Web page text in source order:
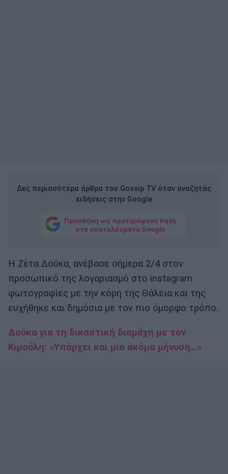
Δες περισσότερα άρθρα του Gossip TV όταν αναζητάς
ειδήσεις στην Google
Προσθήκη ως προτιμώμενη πηγή
στα αποτελέσματα Google
Η Ζέτα Δούκα, ανέβασε σήμερα 2/4 στον
προσωπικό της λογαριασμό στο instagram
φωτογραφίες με την κόρη της Θάλεια και της
ευχήθηκε και δημόσια με τον πιο όμορφο τρόπο.
Δούκα για τη δικαστική διαμάχη με τον
Κιμούλη: «Υπάρχει και μια ακόμα μήνυση…»